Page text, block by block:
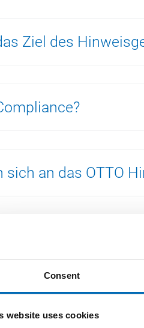
Consent
website uses cookies
Ziel des
sich an das OTTO
ein Hinweisgeber
ich als